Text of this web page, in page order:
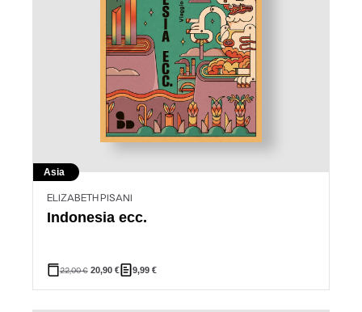
Asia
ELIZABETH PISANI
Indonesia ecc.
22,00€ 20,90 € 9,99 €